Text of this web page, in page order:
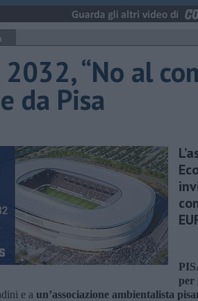
“No al
da Pisa
per
e a un’associazione ambientalista